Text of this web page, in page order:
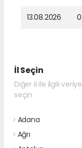
13.08.2026
İl Seçin
Diğer il ile ilgili
seçin
Adana
Ağrı